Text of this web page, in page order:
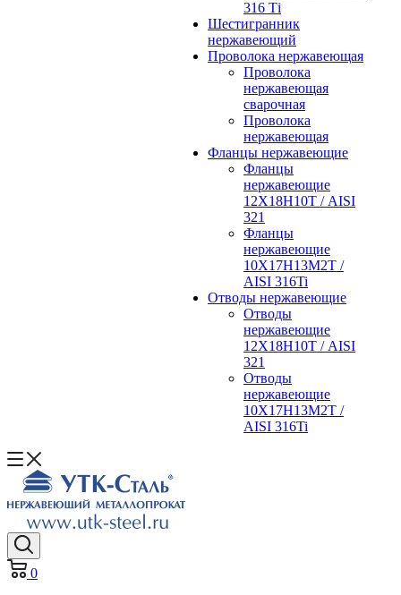
316 Тi
Шестигранник
нержавеющий
Проволока нержавеющая
Проволока
нержавеющая
сварочная
Проволока
нержавеющая
Фланцы нержавеющие
Фланцы
нержавеющие
12Х18Н10Т / AISI
321
Фланцы
нержавеющие
10Х17Н13М2Т /
AISI 316Ti
Отводы нержавеющие
Отводы
нержавеющие
12Х18Н10Т / AISI
321
Отводы
нержавеющие
10Х17Н13М2Т /
AISI 316Ti
0